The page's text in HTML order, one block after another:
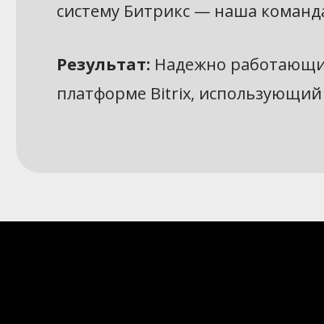
систему Битрикс — наша
Результат: Надежно
платформе Bitrix, использующий